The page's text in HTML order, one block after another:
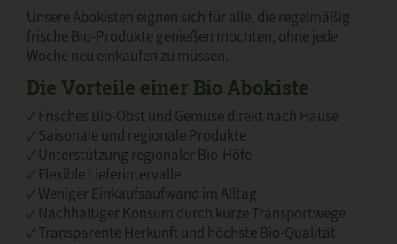
Unsere Abokisten eignen sich für alle, die regelmäßig
frische Bio-Produkte genießen möchten, ohne jede
Woche neu einkaufen zu müssen.
Die Vorteile einer Bio Abokiste
✓ Frisches Bio-Obst und Gemüse direkt nach Hause
✓ Saisonale und regionale Produkte
✓ Unterstützung regionaler Bio-Höfe
✓ Flexible Lieferintervalle
✓ Weniger Einkaufsaufwand im Alltag
✓ Nachhaltiger Konsum durch kurze Transportwege
✓ Transparente Herkunft und höchste Bio-Qualität